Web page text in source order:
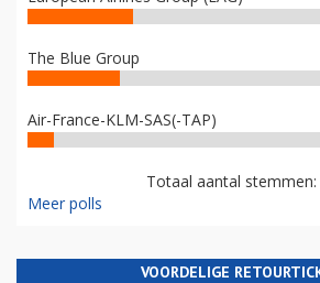
The Blue Group
Air-France-KLM-SAS(-TAP)
Totaal aantal stemmen:
Meer polls
VOORDELIGE